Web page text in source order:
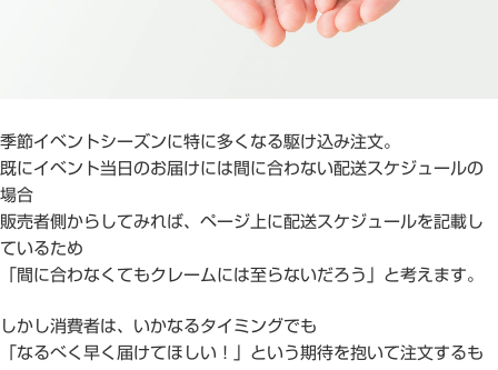
季節イベントシーズンに特に多くなる駆け込み注文。
既にイベント当日のお届けには間に合わない配送スケジュールの
場合
販売者側からしてみれば、ページ上に配送スケジュールを記載し
ているため
「間に合わなくてもクレームには至らないだろう」と考えます。
しかし消費者は、いかなるタイミングでも
「なるべく早く届けてほしい！」という期待を抱いて注文するも